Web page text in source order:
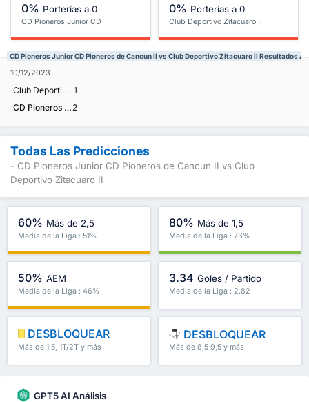
0% Porterías a 0
CD Pioneros Junior CD
Pioneros de Cancun II
0% Porterías a 0
Club Deportivo Zitacuaro II
CD Pioneros Junior CD Pioneros de Cancun II vs Club Deportivo Zitacuaro II Resultados
10/12/2023
Club Deportivo Zitacuaro II 1
CD Pioneros Junior CD Pioneros de Cancun II 2
Todas Las Predicciones
- CD Pioneros Junior CD Pioneros de Cancun II vs Club
Deportivo Zitacuaro II
60% Más de 2,5
Media de la Liga : 51%
80% Más de 1,5
Media de la Liga : 73%
50% AEM
Media de la Liga : 46%
3.34 Goles / Partido
Media de la Liga : 2.82
DESBLOQUEAR
Más de 1,5, 1T/2T y más
DESBLOQUEAR
Más de 8,5 9,5 y más
GPT5 AI Análisis